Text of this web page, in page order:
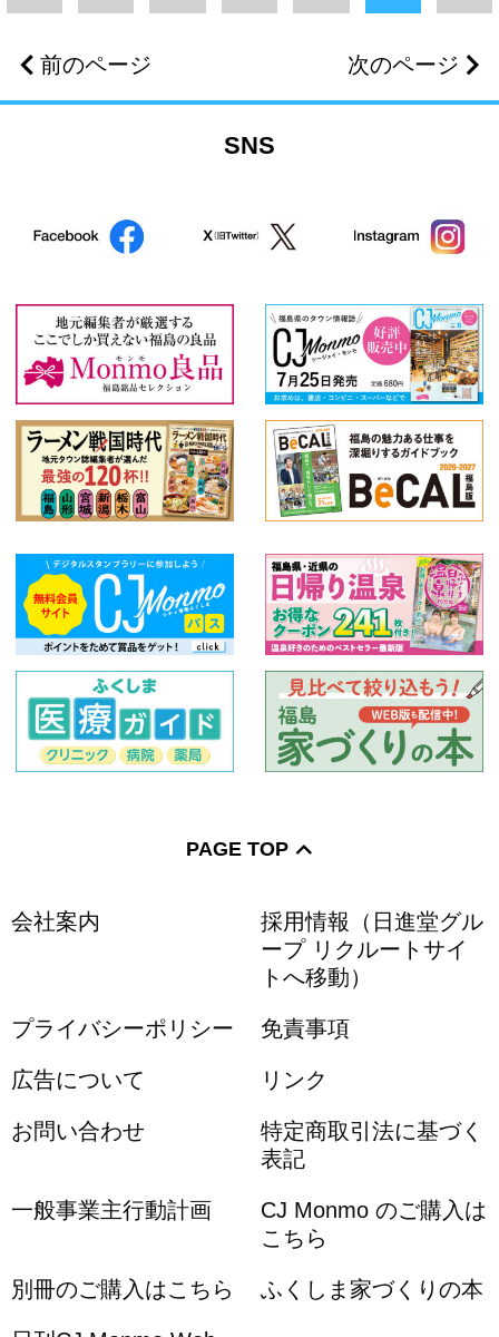
ジェラート・ソフトクリーム 肉
特産品 和食 創作料理
スイーツ うなぎ
2020年夏の宴会情報
絞り込む
前のページ 次のページ
SNS
PAGE TOP
会社案内
採用情報（日進堂グル
ープ リクルートサイ
トへ移動）
プライバシーポリシー 免責事項
広告について リンク
お問い合わせ
特定商取引法に基づく
表記
一般事業主行動計画
CJ Monmo のご購入は
こちら
別冊のご購入はこちら ふくしま家づくりの本